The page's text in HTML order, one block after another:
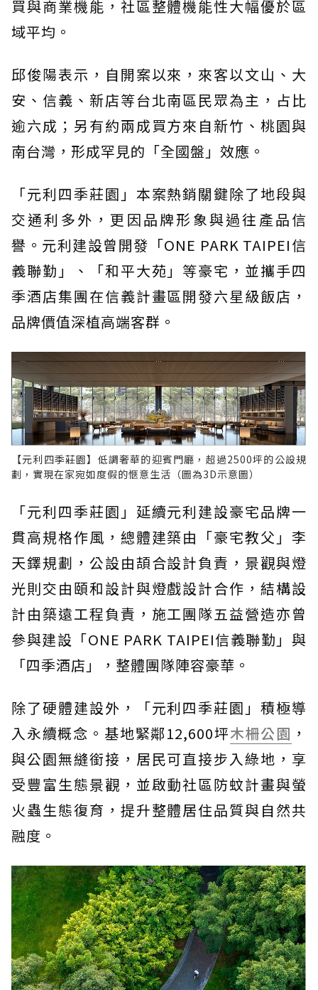
買與商業機能，社區整體機能性大幅優於區
域平均。
邱俊陽表示，自開案以來，來客以文山、大
安、信義、新店等台北南區民眾為主，占比
逾六成；另有約兩成買方來自新竹、桃園與
南台灣，形成罕見的「全國盤」效應。
「元利四季莊園」本案熱銷關鍵除了地段與
交通利多外，更因品牌形象與過往產品信
譽。元利建設曾開發「ONE PARK TAIPEI信
義聯勤」、「和平大苑」等豪宅，並攜手四
季酒店集團在信義計畫區開發六星級飯店，
品牌價值深植高端客群。
【元利四季莊園】低調奢華的迎賓門廳，超過2500坪的公設規
劃，實現在家宛如度假的愜意生活（圖為3D示意圖）
「元利四季莊園」延續元利建設豪宅品牌一
貫高規格作風，總體建築由「豪宅教父」李
天鐸規劃，公設由頡合設計負責，景觀與燈
光則交由頤和設計與燈戲設計合作，結構設
計由築遠工程負責，施工團隊五益營造亦曾
參與建設「ONE PARK TAIPEI信義聯勤」與
「四季酒店」，整體團隊陣容豪華。
除了硬體建設外，「元利四季莊園」積極導
入永續概念。基地緊鄰12,600坪木柵公園 ，
與公園無縫銜接，居民可直接步入綠地，享
受豐富生態景觀，並啟動社區防蚊計畫與螢
火蟲生態復育，提升整體居住品質與自然共
融度。